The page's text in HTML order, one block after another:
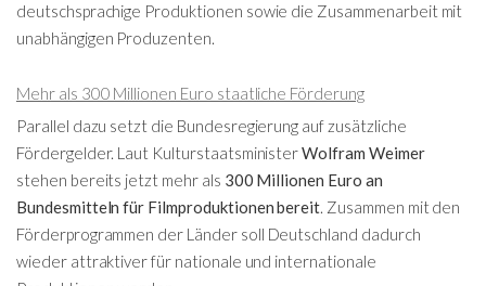
deutschsprachige Produktionen sowie die Zusammenarbeit mit
unabhängigen Produzenten.
Mehr als 300 Millionen Euro staatliche Förderung
Parallel dazu setzt die Bundesregierung auf zusätzliche
Fördergelder. Laut KulturstaatsministerWolfram Weimer
stehen bereits jetzt mehr als 300 Millionen Euro an
Bundesmitteln für Filmproduktionen bereit. Zusammen mit den
Förderprogrammen der Länder soll Deutschland dadurch
wieder attraktiver für nationale und internationale